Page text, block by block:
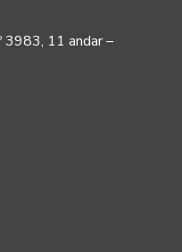
3983, 11 andar –